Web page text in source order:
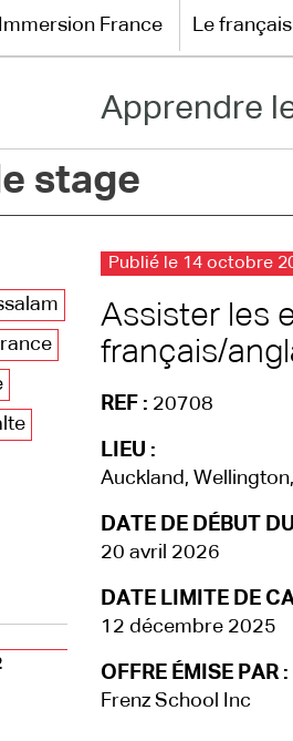
Immersion France Le
Apprendre
stage
Publié le 14 octobre
Assister les
français/
REF : 20708
LIEU :
Auckland,
DATE DE DÉBUT
20 avril 2026
DATE LIMITE DE
12 décembre 2025
OFFRE ÉMISE PAR :
Frenz School Inc